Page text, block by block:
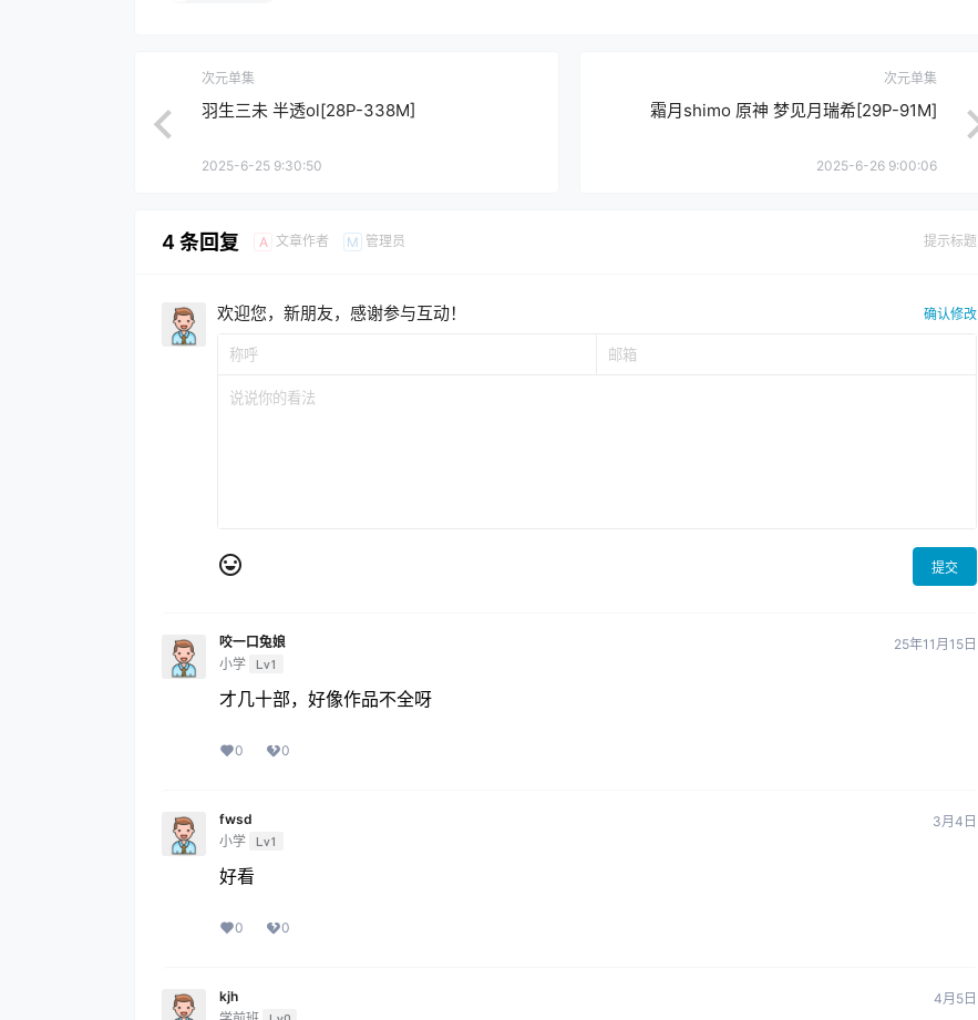
次元单集
羽生三未 半透ol[28P-338M]
2025-6-25 9:30:50
次元单集
霜月shimo 原神 梦见月瑞希[29P-91M]
2025-6-26 9:00:06
4 条回复 A 文章作者 M 管理员 提示标题
欢迎您，新朋友，感谢参与互动！ 确认修改
提交
咬一口兔娘
小学 Lv1
25年11月15日
才几十部，好像作品不全呀
0 0
fwsd
小学 Lv1
3月4日
好看
0 0
kjh
4月5日